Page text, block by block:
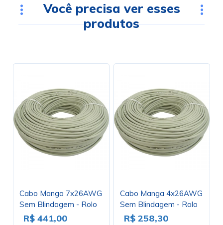
Você precisa ver esses
produtos
Cabo Manga 7x26AWG
Sem Blindagem - Rolo
com 100 Metros
R$ 441,00
Cabo Manga 4x26AWG
Sem Blindagem - Rolo
com 100 Metros
R$ 258,30